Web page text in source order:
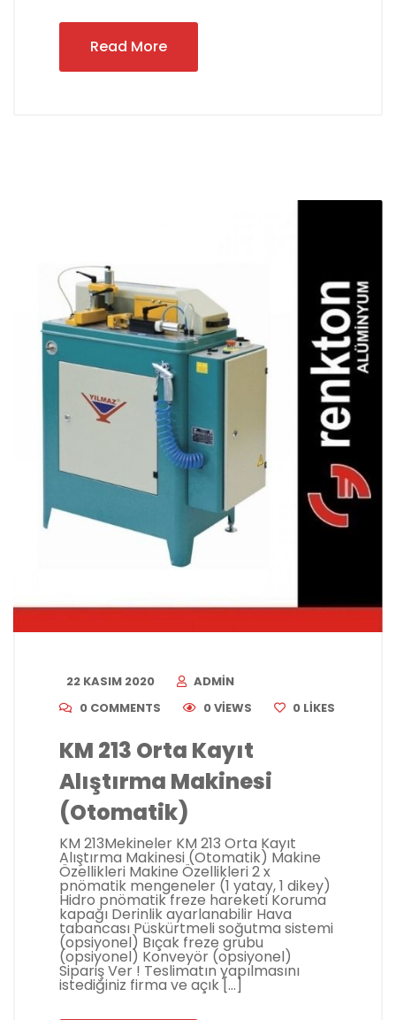
Read More
22 KASIM 2020
ADMIN
0 COMMENTS
0 VIEWS 0 LIKES
KM 213 Orta Kayıt
Alıştırma Makinesi
(Otomatik)
KM 213Mekineler KM 213 Orta Kayıt
Alıştırma Makinesi (Otomatik) Makine
Özellikleri Makine Özellikleri 2 x
pnömatik mengeneler (1 yatay, 1 dikey)
Hidro pnömatik freze hareketi Koruma
kapağı Derinlik ayarlanabilir Hava
tabancası Püskürtmeli soğutma sistemi
(opsiyonel) Bıçak freze grubu
(opsiyonel) Konveyör (opsiyonel)
Sipariş Ver ! Teslimatın yapılmasını
istediğiniz firma ve açık […]